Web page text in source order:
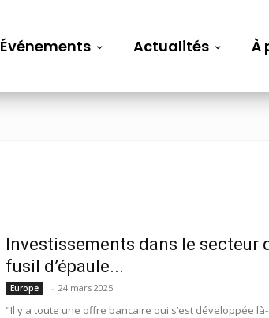
Événements Actualités À
Investissements dans le secteur
fusil d’épaule...
Europe - 24 mars 2025
"Il y a toute une offre bancaire qui s’est développée